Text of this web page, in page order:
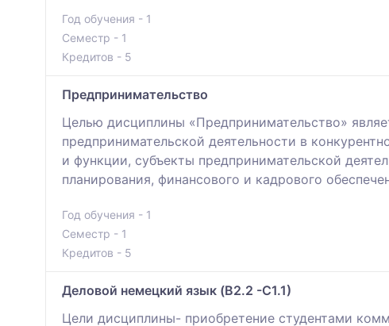
Год обучения - 1
Семестр - 1
Кредитов - 5
Предпринимательство
Целью дисциплины «Предпринимательство»
предпринимательской деятельности в
и функции, субъекты предпринимательской
планирования, финансового и кадрового
Год обучения - 1
Семестр - 1
Кредитов - 5
Деловой немецкий язык (B2.2 -С1.1)
Цели дисциплины- приобретение студентами